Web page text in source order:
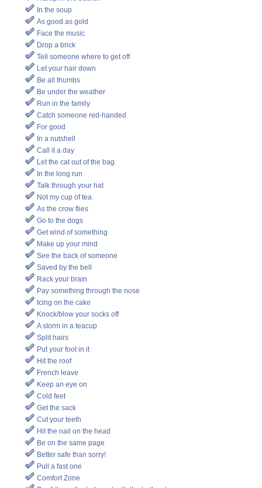
In the soup
As good as gold
Face the music
Drop a brick
Tell someone where to get off
Let your hair down
Be all thumbs
Be under the weather
Run in the family
Catch someone red-handed
For good
In a nutshell
Call it a day
Let the cat out of the bag
In the long run
Talk through your hat
Not my cup of tea
As the crow flies
Go to the dogs
Get wind of something
Make up your mind
See the back of someone
Saved by the bell
Rack your brain
Pay something through the nose
Icing on the cake
Knock/blow your socks off
A storm in a teacup
Split hairs
Put your foot in it
Hit the roof
French leave
Keep an eye on
Cold feet
Get the sack
Cut your teeth
Hit the nail on the head
Be on the same page
Better safe than sorry!
Pull a fast one
Comfort Zone